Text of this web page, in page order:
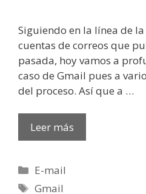
Siguiendo en la línea de
cuentas de correos que
pasada, hoy vamos a
caso de Gmail pues a
del proceso. Así que a …
Leer más
Categorías
E-mail
Etiquetas
Gmail